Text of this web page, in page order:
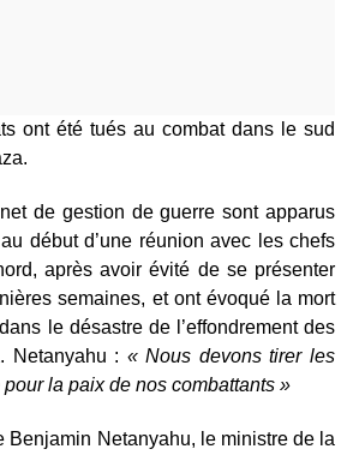
ont été tués au combat dans le sud
de gestion de guerre sont apparus
début d’une réunion avec les chefs
après avoir évité de se présenter
semaines, et ont évoqué la mort
le désastre de l’effondrement des
Netanyahu : « Nous devons tirer les
la paix de nos combattants »
Benjamin Netanyahu, le ministre de la